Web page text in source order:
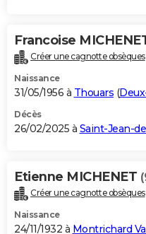
Francoise
Créer une cagnotte obsèques
Naissance
31/05/1956 à Thouars (
Décès
26/02/2025 à Saint-Jean-
Etienne MICHENET
Créer une cagnotte obsèques
Naissance
24/11/1932 à Montrichard